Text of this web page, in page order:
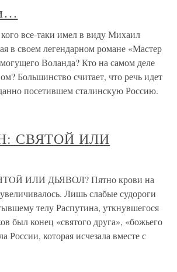
все-таки имел в виду Михаил
в своем легендарном романе «Мастер
Воланда? Кто на самом деле
Большинство считает, что речь идет
посетившем сталинскую Россию.
СВЯТОЙ ИЛИ
ИЛИ ДЬЯВОЛ? Пятно крови на
Лишь слабые судороги
телу Распутина, уткнувшегося
был конец «святого друга», «божьего
России, которая исчезала вместе с